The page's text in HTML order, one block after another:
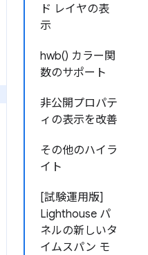
ド レイヤの表
示
hwb() カラー関
数のサポート
非公開プロパテ
ィの表示を改善
その他のハイラ
イト
[試験運用版]
Lighthouse パ
ネルの新しいタ
イムスパン モ